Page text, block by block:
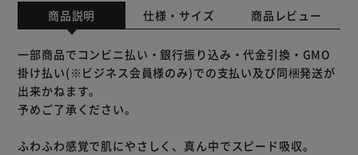
商品説明 仕様・サイズ 商品レビュー
一部商品でコンビニ払い・銀行振り込み・代金引換・GMO
掛け払い(※ビジネス会員様のみ)での支払い及び同梱発送が
出来かねます。
予めご了承ください。
ふわふわ感覚で肌にやさしく、真ん中でスピード吸収。